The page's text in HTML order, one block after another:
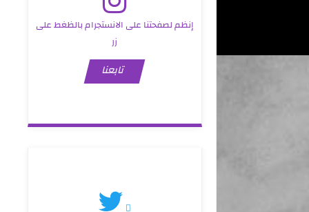
إنظم لصفحتنا على الانستجرام بالظغط على
زر
تابعنا